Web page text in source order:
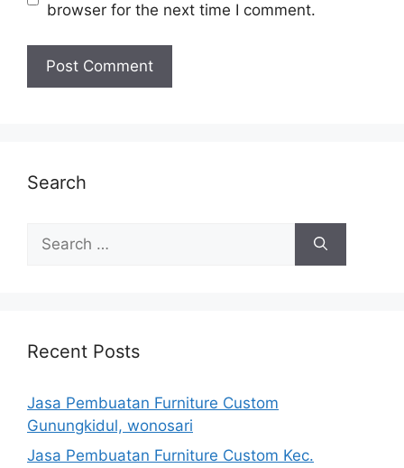
browser for the next time I comment.
Search
for:
Recent Posts
Jasa Pembuatan Furniture Custom
Gunungkidul, wonosari
Jasa Pembuatan Furniture Custom Kec.